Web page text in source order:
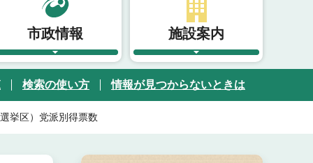
市政情報 施設案内
検索の使い方 情報が見つからないときは
挙区）党派別得票数